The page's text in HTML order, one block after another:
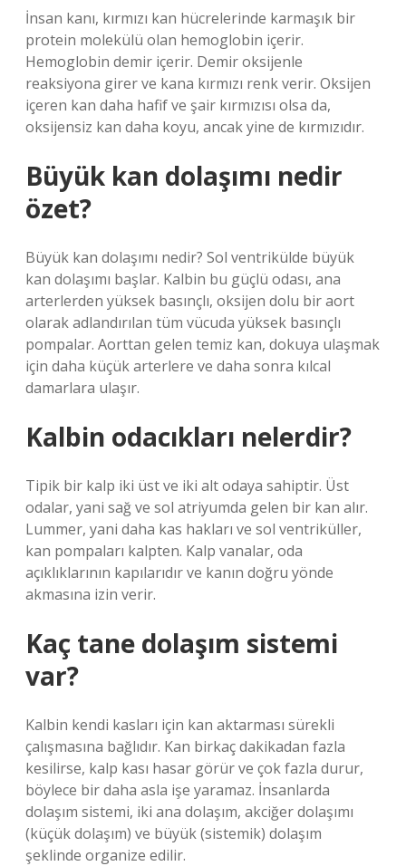
İnsan kanı, kırmızı kan hücrelerinde karmaşık bir
protein molekülü olan hemoglobin içerir.
Hemoglobin demir içerir. Demir oksijenle
reaksiyona girer ve kana kırmızı renk verir. Oksijen
içeren kan daha hafif ve şair kırmızısı olsa da,
oksijensiz kan daha koyu, ancak yine de kırmızıdır.
Büyük kan dolaşımı nedir
özet?
Büyük kan dolaşımı nedir? Sol ventrikülde büyük
kan dolaşımı başlar. Kalbin bu güçlü odası, ana
arterlerden yüksek basınçlı, oksijen dolu bir aort
olarak adlandırılan tüm vücuda yüksek basınçlı
pompalar. Aorttan gelen temiz kan, dokuya ulaşmak
için daha küçük arterlere ve daha sonra kılcal
damarlara ulaşır.
Kalbin odacıkları nelerdir?
Tipik bir kalp iki üst ve iki alt odaya sahiptir. Üst
odalar, yani sağ ve sol atriyumda gelen bir kan alır.
Lummer, yani daha kas hakları ve sol ventriküller,
kan pompaları kalpten. Kalp vanalar, oda
açıklıklarının kapılarıdır ve kanın doğru yönde
akmasına izin verir.
Kaç tane dolaşım sistemi
var?
Kalbin kendi kasları için kan aktarması sürekli
çalışmasına bağlıdır. Kan birkaç dakikadan fazla
kesilirse, kalp kası hasar görür ve çok fazla durur,
böylece bir daha asla işe yaramaz. İnsanlarda
dolaşım sistemi, iki ana dolaşım, akciğer dolaşımı
(küçük dolaşım) ve büyük (sistemik) dolaşım
şeklinde organize edilir.